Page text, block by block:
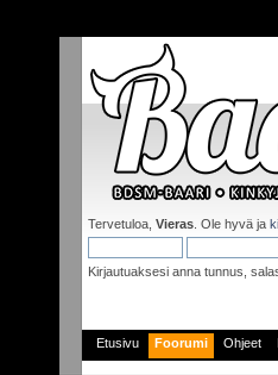
Tervetuloa, Vieras . Ole hyvä ja
Kirjautuaksesi anna tunnus,
Etusivu Foorumi Ohjeet